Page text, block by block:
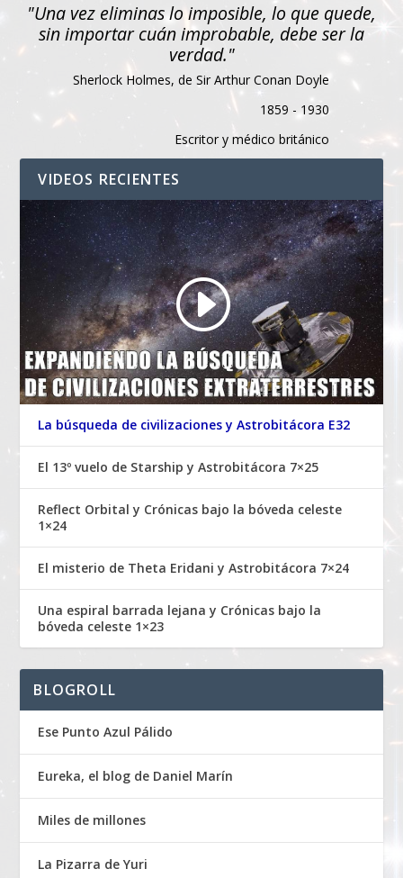
"Una vez eliminas lo imposible, lo que quede,
sin importar cuán improbable, debe ser la
verdad."
Sherlock Holmes, de Sir Arthur Conan Doyle
1859 - 1930
Escritor y médico británico
VIDEOS RECIENTES
La búsqueda de civilizaciones y Astrobitácora E32
El 13º vuelo de Starship y Astrobitácora 7×25
Reflect Orbital y Crónicas bajo la bóveda celeste
1×24
El misterio de Theta Eridani y Astrobitácora 7×24
Una espiral barrada lejana y Crónicas bajo la
bóveda celeste 1×23
BLOGROLL
Ese Punto Azul Pálido
Eureka, el blog de Daniel Marín
Miles de millones
La Pizarra de Yuri